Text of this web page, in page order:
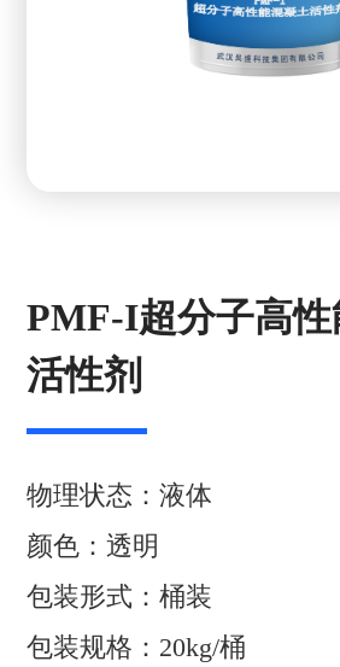
PMF-I超分子高
活性剂
物理状态：液体
颜色：透明
包装形式：桶装
包装规格：20kg/桶